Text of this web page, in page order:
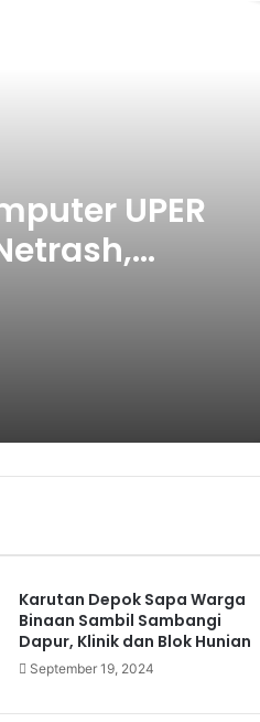
UPER
Karutan Depok Sapa Warga
Binaan Sambil Sambangi
Dapur, Klinik dan Blok Hunian
September 19, 2024